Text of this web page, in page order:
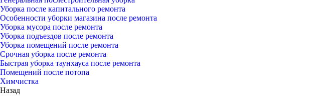
Уборка после капитального ремонта
Особенности уборки магазина после ремонта
Уборка мусора после ремонта
Уборка подъездов после ремонта
Уборка помещений после ремонта
Срочная уборка после ремонта
Быстрая уборка таунхауса после ремонта
Помещений после потопа
Химчистка
Назад